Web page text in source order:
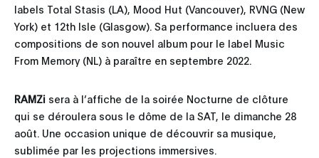
labels Total Stasis (LA), Mood Hut (Vancouver), RVNG (New
York) et 12th Isle (Glasgow). Sa performance incluera des
compositions de son nouvel album pour le label Music
From Memory (NL) à paraître en septembre 2022.
RAMZi sera à l’affiche de la soirée Nocturne de clôture
qui se déroulera sous le dôme de la SAT, le dimanche 28
août. Une occasion unique de découvrir sa musique,
sublimée par les projections immersives.